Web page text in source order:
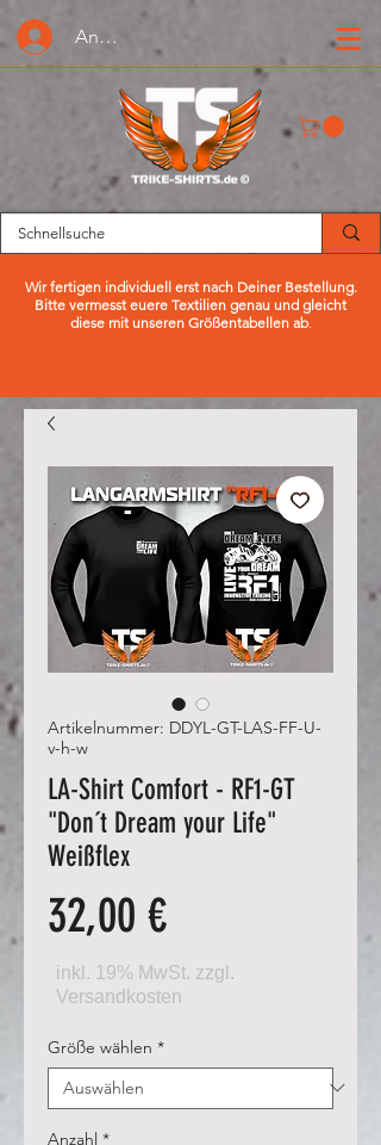
Anmelden oder Registrieren
Wir fertigen individuell erst nach Deiner Bestellung.
Bitte vermesst euere Textilien genau und gleicht
diese mit unseren Größentabellen ab.
Artikelnummer: DDYL-GT-LAS-FF-U-
v-h-w
LA-Shirt Comfort - RF1-GT
"Don´t Dream your Life"
Weißflex
32,00 €Preis
Größe wählen *
Anzahl *